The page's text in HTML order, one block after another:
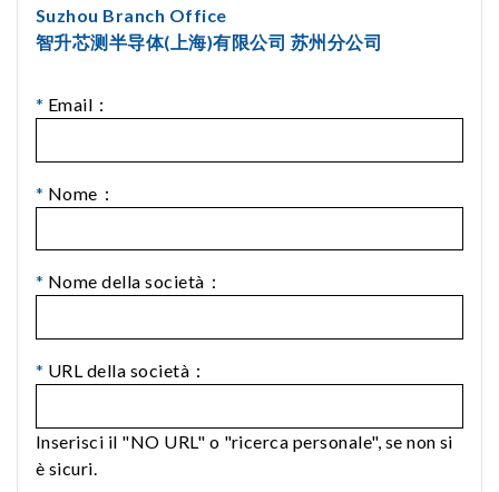
Suzhou Branch Office
智升芯测半导体(上海)有限公司 苏州分公司
* Email：
* Nome：
* Nome della società：
* URL della società：
Inserisci il "NO URL" o "ricerca personale", se non si
è sicuri.